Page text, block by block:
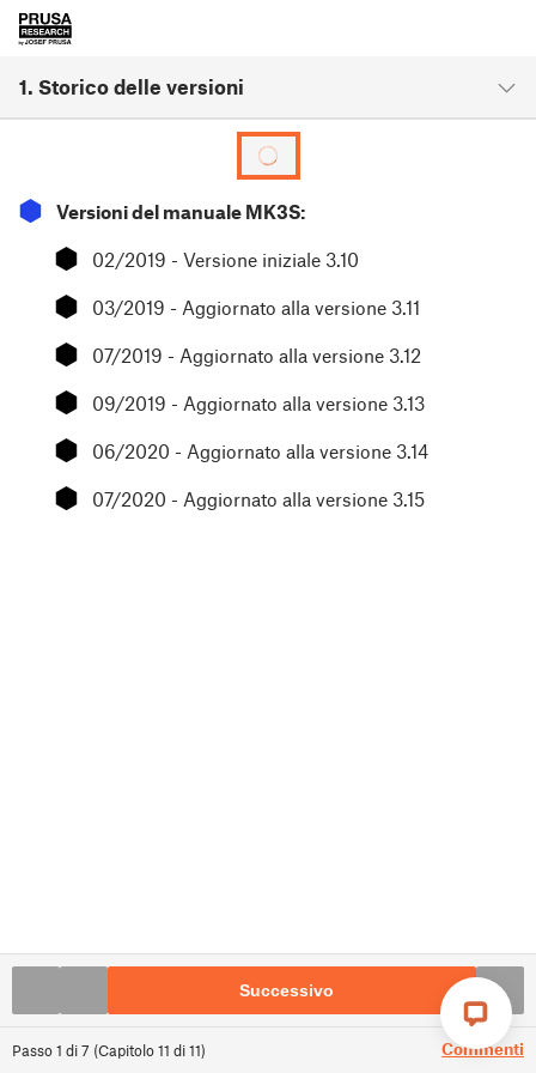
1. Storico delle versioni
Passo1 di7 (Capitolo11 di11) Commenti
⬢ Versioni del manuale MK3S:
⬢ 02/2019 - Versione iniziale 3.10
⬢ 03/2019 - Aggiornato alla versione 3.11
⬢ 07/2019 - Aggiornato alla versione 3.12
⬢ 09/2019 - Aggiornato alla versione 3.13
⬢ 06/2020 - Aggiornato alla versione 3.14
⬢ 07/2020 - Aggiornato alla versione 3.15
Successivo